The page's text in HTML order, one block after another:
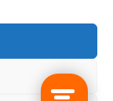
@Crucerum |
Instagram